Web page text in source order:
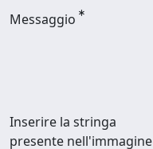
Messaggio
Inserire la stringa
presente nell'immagine